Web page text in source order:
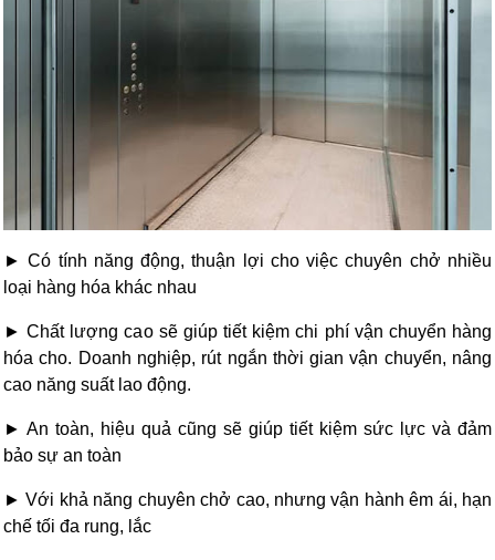
► Có tính năng động, thuận lợi cho việc chuyên chở nhiều
loại hàng hóa khác nhau
► Chất lượng cao sẽ giúp tiết kiệm chi phí vận chuyển hàng
hóa cho. Doanh nghiệp, rút ngắn thời gian vận chuyển, nâng
cao năng suất lao động.
► An toàn, hiệu quả cũng sẽ giúp tiết kiệm sức lực và đảm
bảo sự an toàn
► Với khả năng chuyên chở cao, nhưng vận hành êm ái, hạn
chế tối đa rung, lắc